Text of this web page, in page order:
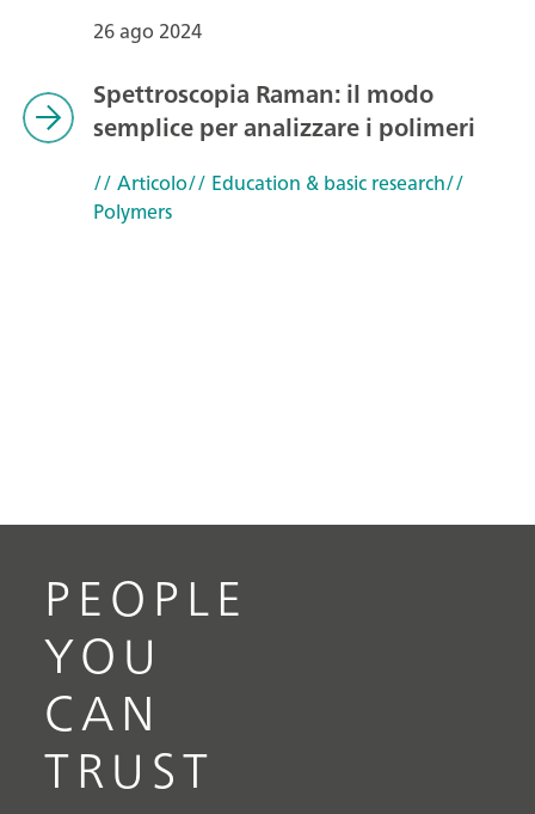
26 ago 2024
Spettroscopia Raman: il modo
semplice per analizzare i polimeri
// Articolo// Education & basic research//
Polymers
PEOPLE
YOU
CAN
TRUST